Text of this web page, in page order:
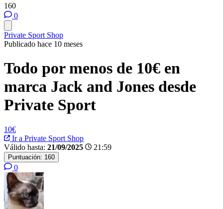
160
0
Private Sport Shop
Publicado hace 10 meses
Todo por menos de 10€ en
marca Jack and Jones desde
Private Sport
10€
Ir a Private Sport Shop
Válido hasta: 21/09/2025 21:59
Puntuación: 160
0